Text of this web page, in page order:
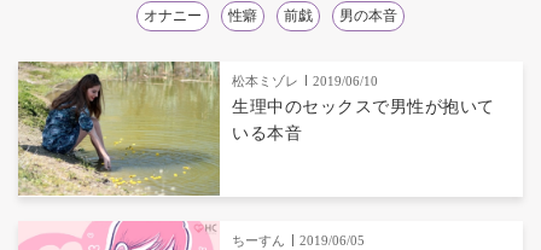
オナニー 性癖 前戯 男の本音
松本ミゾレ 2019/06/10
生理中のセックスで男性が抱いて
いる本音
ちーすん 2019/06/05